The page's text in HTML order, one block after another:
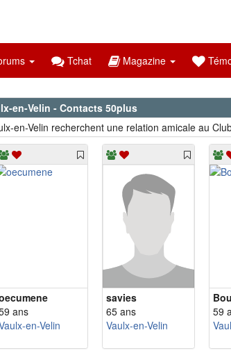
Tchat Magazine
en-Velin - Contacts 50plus
en-Velin recherchent une relation amicale au
ans
en-Velin
savies
65 ans
Vaulx-en-Velin
59